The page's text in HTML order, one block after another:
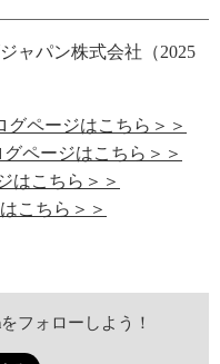
ャパン株式会社（2025
グページはこちら＞＞
ページはこちら＞＞
はこちら＞＞
こちら＞＞
をフォローしよう！